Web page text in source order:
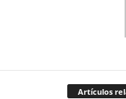
Artículos